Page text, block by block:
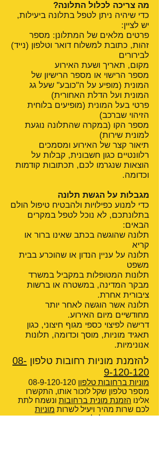
מה צריכה לכלול התלונה?
כדי שיהיה ניתן לטפל בתלונה ביעילות,
יש לציין:
פרטים מלאים של המתלונן: מספר
זהות, כתובת למשלוח דואר וטלפון (נייד)
לבירורים
מקום, תאריך ושעת האירוע
מספר הרישוי או מספר הרישיון של
המונית (מופיע על ה"כובע" שעל גג
המונית ועל הדלת האחורית)
פרטי בעל המונית (מופיעים בלוחית
הזיהוי שברכב)
מספר הקו (במקרה שהתלונה נוגעת
למונית שירות)
תיאור קצר של האירוע ומסמכים
רלוונטיים כגון חשבונית, קבלות על
הוצאות שנגרמו לכם, תכתובות קודמות
וכדומה.
מגבלות על הגשת תלונה
כדי למנוע כפילויות ולהבטיח טיפול הולם
בתלונתכם, לא נוכל לטפל במקרים
הבאים:
תלונה שהוגשה בכתב שאינו ברור או
קריא
תלונה על עניין הנדון או שהוכרע בבית
משפט
תלונות המטופלות במקביל במשרד
מבקר המדינה, במשטרה או ברשות
ציבורית אחרת.
תלונה אשר הוגשה לאחר יותר
מחודשיים מיום האירוע.
דרישה לפיצוי כספי מגוף חיצוני, כגון
תאגיד מוניות, מוסך וכדומה, תלונות
אנונימיות.
להזמנת מוניות רחובות טלפון 08-
9-120-120
מוניות ברחובות טלפון 08-9-120-120
מספר טלפון שקל לזכור אותו, התקשרו
אלינו הזמנת מונית ברחובות ונשמח לתת
לכם שרות מהיר ויעיל לשרות מוניות
רחובותבעיר ולכל רחבי הארץ,שרות